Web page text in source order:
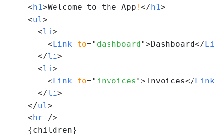
<h1>Welcome to the App ! </h1>
<ul >
<li >
<Link to=" dashboard">Dashboard</
</li >
<li >
<Link to=" invoices ">Invoices</Link
</li >
</ul >
<hr
/>
    {children}